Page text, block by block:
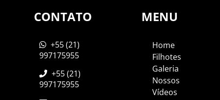
CONTATO
+55 (21)
997175955
+55 (21)
997175955
MENU
Home
Filhotes
Galeria
Nossos
Vídeos